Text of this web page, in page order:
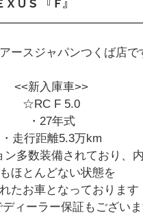
ースジャパンつくば店で
<<新入庫車>>
☆RC F 5.0
・27年式
・走行距離5.3万km
ン多数装備されており、
ほとんどない状態を
たお車となっております
ィーラー保証もございま